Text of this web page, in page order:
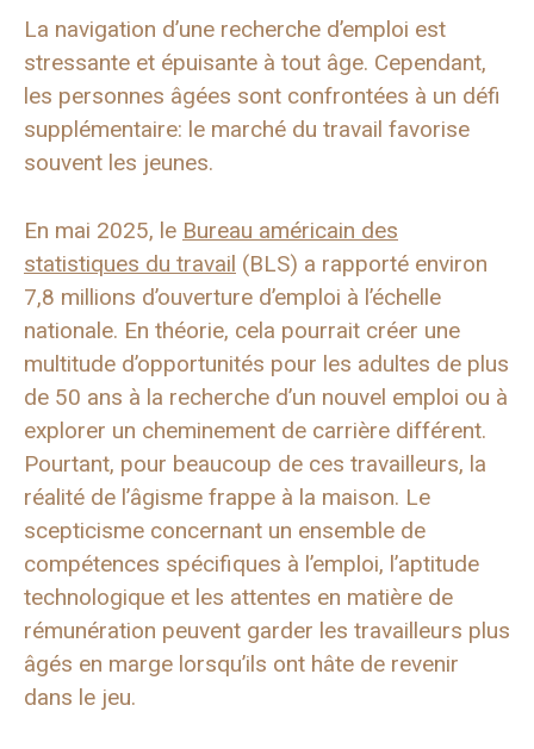
La navigation d’une recherche d’emploi est
stressante et épuisante à tout âge. Cependant,
les personnes âgées sont confrontées à un défi
supplémentaire: le marché du travail favorise
souvent les jeunes.
En mai 2025, le Bureau américain des
statistiques du travail (BLS) a rapporté environ
7,8 millions d’ouverture d’emploi à l’échelle
nationale. En théorie, cela pourrait créer une
multitude d’opportunités pour les adultes de plus
de 50 ans à la recherche d’un nouvel emploi ou à
explorer un cheminement de carrière différent.
Pourtant, pour beaucoup de ces travailleurs, la
réalité de l’âgisme frappe à la maison. Le
scepticisme concernant un ensemble de
compétences spécifiques à l’emploi, l’aptitude
technologique et les attentes en matière de
rémunération peuvent garder les travailleurs plus
âgés en marge lorsqu’ils ont hâte de revenir
dans le jeu.